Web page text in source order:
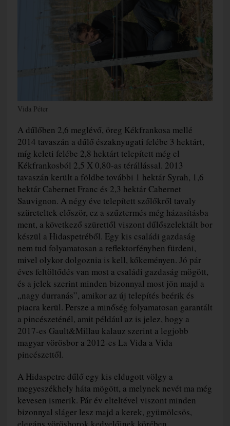
Vida Péter
A dűlőben 2,6 meglévő, öreg Kékfrankosa mellé
2014 tavaszán a dűlő északnyugati felébe 3 hektárt,
míg keleti felébe 2,8 hektárt telepített még el
Kékfrankosból 2,5 X 0,80-as térállással. 2013
tavaszán került a földbe további 1 hektár Syrah, 1,6
hektár Cabernet Franc és 2,3 hektár Cabernet
Sauvignon. A négy éve telepített szőlőkről tavaly
szüreteltek először, ez a szűztermés még házasításba
ment, a következő szürettől viszont dűlőszelektált bor
készül a Hidaspetréből. Egy kis családi gazdaság
nem tud folyamatosan a reflektorfényben fürdeni,
mivel olykor dolgoznia is kell, kőkeményen. Jó pár
éves feltöltődés van most a családi gazdaság mögött,
és a jelek szerint minden bizonnyal most jön majd a
„nagy durranás”, amikor az új telepítés beérik és
piacra kerül. Persze a minőség folyamatosan garantált
a pincészeténél, amit például az is jelez, hogy a
2017-es Gault&Millau kalauz szerint a legjobb
magyar vörösbor a 2012-es La Vida a Vida
pincészettől.
A Hidaspetre dűlő egy kis eldugott völgy a
megyeszékhely háta mögött, a melynek nevét ma még
kevesen ismerik. Pár év elteltével viszont minden
bizonnyal sláger lesz majd a kerek, gyümölcsös,